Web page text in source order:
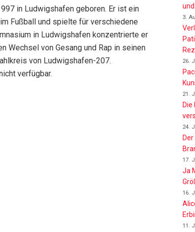
in Ludwigshafen geboren. Er ist ein
Fußball und spielte für verschiedene
in Ludwigshafen konzentrierte er
Wechsel von Gesang und Rap in seinen
von Ludwigshafen-207.
verfügbar.
3.
26.
21.
24.
17.
Ja
16.
11.